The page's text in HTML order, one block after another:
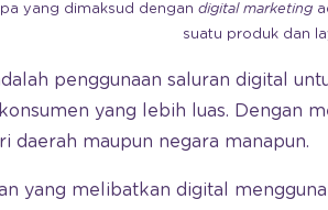
yang dimaksud dengan digital marketing
suatu produk dan
penggunaan saluran digital
yang lebih luas. Dengan
daerah maupun negara manapun.
yang melibatkan digital